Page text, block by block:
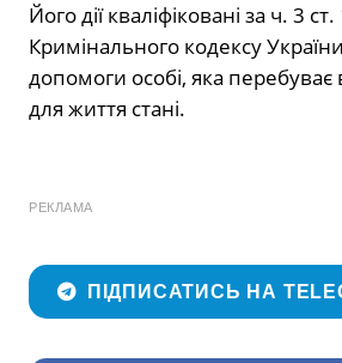
Його дії кваліфіковані за ч. 3
Кримінального кодексу
допомоги особі, яка
для життя стані.
РЕКЛАМА
ПІДПИСАТИСЬ НА